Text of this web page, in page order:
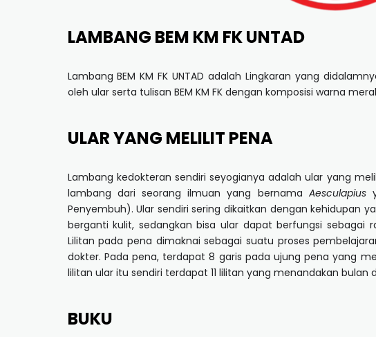
LAMBANG BEM KM FK UNTAD
Lambang BEM KM FK UNTAD adalah Lingkaran yang
oleh ular serta tulisan BEM KM FK dengan komposisi warna
ULAR YANG MELILIT PENA
Lambang kedokteran sendiri seyogianya adalah ular yang
lambang dari seorang ilmuan yang bernama Aesculapius
Penyembuh). Ular sendiri sering dikaitkan dengan kehidupan
berganti kulit, sedangkan bisa ular dapat berfungsi
Lilitan pada pena dimaknai sebagai suatu proses
dokter. Pada pena, terdapat 8 garis pada ujung pena yang
lilitan ular itu sendiri terdapat 11 lilitan yang menandakan bulan
BUKU